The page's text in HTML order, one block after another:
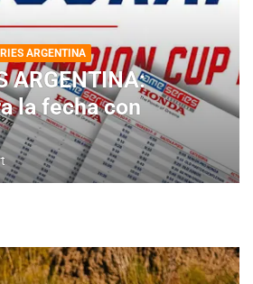
ARGENTINA
ARGENTINA:
la fecha con